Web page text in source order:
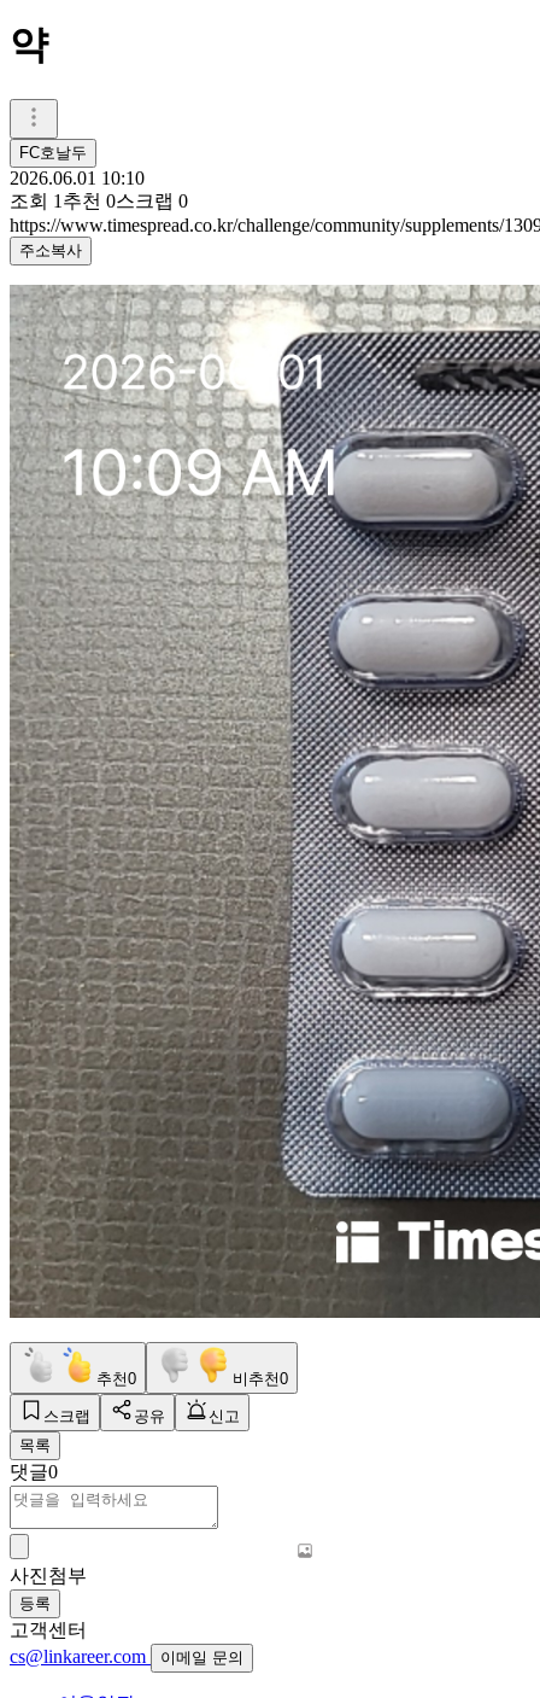
약
FC호날두
2026.06.01 10:10
조회 1 추천 0스크랩 0
https://www.timespread.co.kr/challenge/community/supplements/
주소복사
추천0 비추천0
스크랩 공유
신고
목록
댓글0
사진첨부
등록
고객센터
cs@linkareer.com
이메일 문의